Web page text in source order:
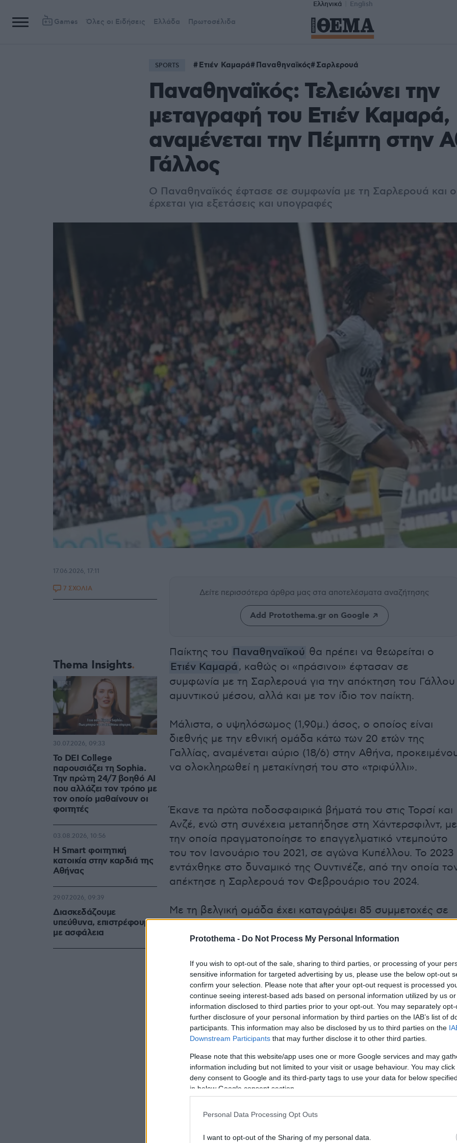
Protothema - Do Not Process My Personal Information
If you wish to opt-out of the sale, sharing to third parties, or processing of your
sensitive information for targeted advertising by us, please use the below opt-out
confirm your selection. Please note that after your opt-out request is processed
continue seeing interest-based ads based on personal information utilized by us
information disclosed to third parties prior to your opt-out. You may separately
further disclosure of your personal information by third parties on the IAB’s list of
participants. This information may also be disclosed by us to third parties on the
Downstream Participants that may further disclose it to other third parties.
Please note that this website/app uses one or more Google services and may
information including but not limited to your visit or usage behaviour. You may
deny consent to Google and its third-party tags to use your data for below
in below Google consent section.
Personal Data Processing Opt Outs
I want to opt-out of the Sharing of my personal data.
Ελληνικά English
Games Όλες οι Ειδήσεις Ελλάδα Πρωτοσέλιδα
SPORTS Ετιέν Καμαρά Παναθηναϊκός Σαρλερουά
Παναθηναϊκός: Τελειώνει την
μεταγραφή του Ετιέν Καμαρά,
αναμένεται την Πέμπτη στην
Γάλλος
Ο Παναθηναϊκός έφτασε σε συμφωνία με τη Σαρλερουά και ο
έρχεται για εξετάσεις και υπογραφές
Δείτε περισσότερα άρθρα μας στα αποτελέσματα αναζήτησης
Add Protothema.gr on Google
Παίκτης του Παναθηναϊκού θα πρέπει να θεωρείται ο
Ετιέν Καμαρά , καθώς οι «πράσινοι» έφτασαν σε
συμφωνία με τη Σαρλερουά για την απόκτηση του Γάλλου
αμυντικού μέσου, αλλά και με τον ίδιο τον παίκτη.
Μάλιστα, ο υψηλόσωμος (1,90μ.) άσος, ο οποίος είναι
διεθνής με την εθνική ομάδα κάτω των 20 ετών της
Γαλλίας, αναμένεται αύριο (18/6) στην Αθήνα,
να ολοκληρωθεί η μετακίνησή του στο «τριφύλλι».
Έκανε τα πρώτα ποδοσφαιρικά βήματά του στις Τορσί και
Ανζέ, ενώ στη συνέχεια μεταπήδησε στη Χάντερσφιλντ, με
την οποία πραγματοποίησε το επαγγελματικό ντεμπούτο
του τον Ιανουάριο του 2021, σε αγώνα Κυπέλλου. Το 2023
εντάχθηκε στο δυναμικό της Ουντινέζε, από την οποία
απέκτησε η Σαρλερουά τον Φεβρουάριο του 2024.
Με τη βελγική ομάδα έχει καταγράψει 85 συμμετοχές σε
ασίστ, ενώ την αγωνιστική περίοδο 2025-26 μέτρησε 44
γκολ και τρεις ασίστ.
ΠΗΓΗ: ΑΠΕ
17.06.2026, 17:11
7 ΣΧΟΛΙΑ
Thema Insights
Το DEI College
παρουσιάζει τη Sophia.
Την πρώτη 24/7 βοηθό AI
που αλλάζει τον τρόπο με
τον οποίο μαθαίνουν οι
φοιτητές
30.07.2026, 09:33
Η Smart φοιτητική
κατοικία στην καρδιά της
Αθήνας
03.08.2026, 10:56
Διασκεδάζουμε
υπεύθυνα, επιστρέφουμε
με ασφάλεια
29.07.2026, 09:39